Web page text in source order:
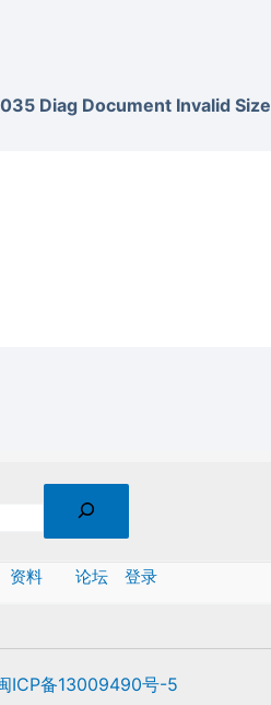
Diag Document Invalid Size
资料 论坛 登录
ICP备13009490号-5